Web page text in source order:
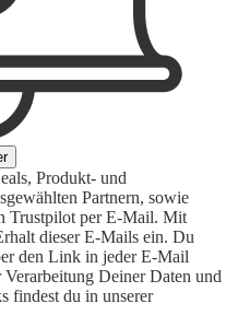
Produkt- und
Partnern, sowie
Trustpilot per E-Mail. Mit
dieser E-Mails ein. Du
den Link in jeder E-Mail
Deiner Daten und
findest du in unserer